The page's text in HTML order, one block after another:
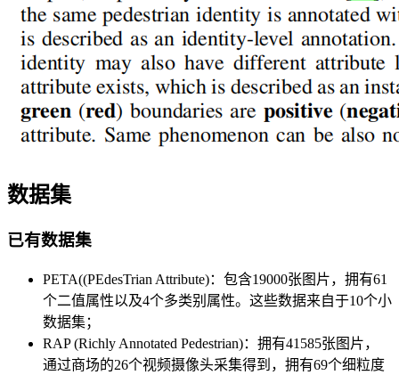
数据集
已有数据集
PETA((PEdesTrian Attribute)：包含19000张图片，拥有61
个二值属性以及4个多类别属性。这些数据来自于10个小
数据集；
RAP (Richly Annotated Pedestrian)：拥有41585张图片，
通过商场的26个视频摄像头采集得到，拥有69个细粒度